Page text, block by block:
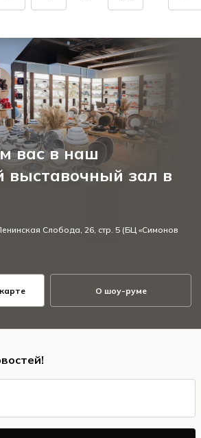
вас в наш
выставочный зал в
Слобода, 26, стр. 5 (БЦ «Симонов
О шоу-руме